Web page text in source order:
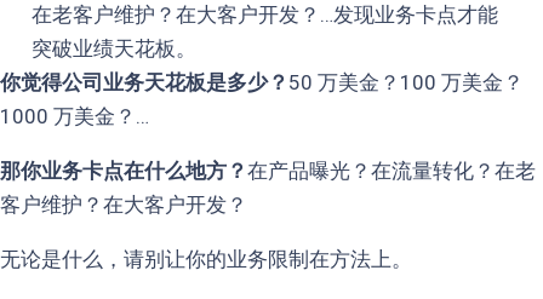
在老客户维护？在大客户开发？…发现业务卡点才能
突破业绩天花板。
你觉得公司业务天花板是多少？ 50 万美金？100 万美金？
1000 万美金？…
那你业务卡点在什么地方？ 在产品曝光？在流量转化？在老
客户维护？在大客户开发？
无论是什么，请别让你的业务限制在方法上。